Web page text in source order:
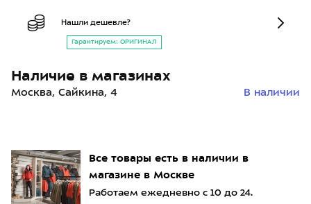
Все товары есть в наличии в
магазине в Москве
Работаем ежедневно с 10 до 24.
Нашли дешевле?
Гарантируем: ОРИГИНАЛ
Наличие в магазинах
Москва, Сайкина, 4 В наличии